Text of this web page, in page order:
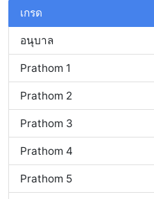
เกรด
อนุบาล
Prathom 1
Prathom 2
Prathom 3
Prathom 4
Prathom 5